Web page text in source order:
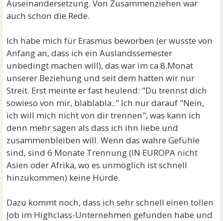
Auseinandersetzung. Von Zusammenziehen war
auch schon die Rede.
Ich habe mich für Erasmus beworben (er wusste von
Anfang an, dass ich ein Auslandssemester
unbedingt machen will), das war im ca 8.Monat
unserer Beziehung und seit dem hatten wir nur
Streit. Erst meinte er fast heulend: "Du trennst dich
sowieso von mir, blablabla.." Ich nur darauf "Nein,
ich will mich nicht von dir trennen", was kann ich
denn mehr sagen als dass ich ihn liebe und
zusammenbleiben will. Wenn das wahre Gefühle
sind, sind 6 Monate Trennung (IN EUROPA nicht
Asien oder Afrika, wo es unmöglich ist schnell
hinzukommen) keine Hürde.
Dazu kommt noch, dass ich sehr schnell einen tollen
Job im Highclass-Unternehmen gefunden habe und